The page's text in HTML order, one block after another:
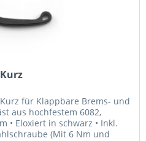
für Klappbare Brems- und
aus hochfestem 6082,
• Eloxiert in schwarz • Inkl.
(Mit 6 Nm und